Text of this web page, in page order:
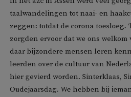
taalwandelingen tot naai- en
zeggen: totdat de corona toesloeg.
zorgden ervoor dat we ons welkom
daar bijzondere mensen leren
leerden over de cultuur van
hier gevierd worden. Sinterklaas,
Oudejaarsdag. We hebben bij